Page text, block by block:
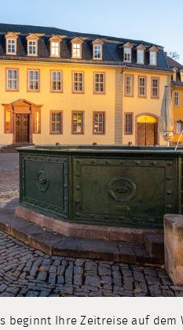
Ihre Zeitreise auf dem